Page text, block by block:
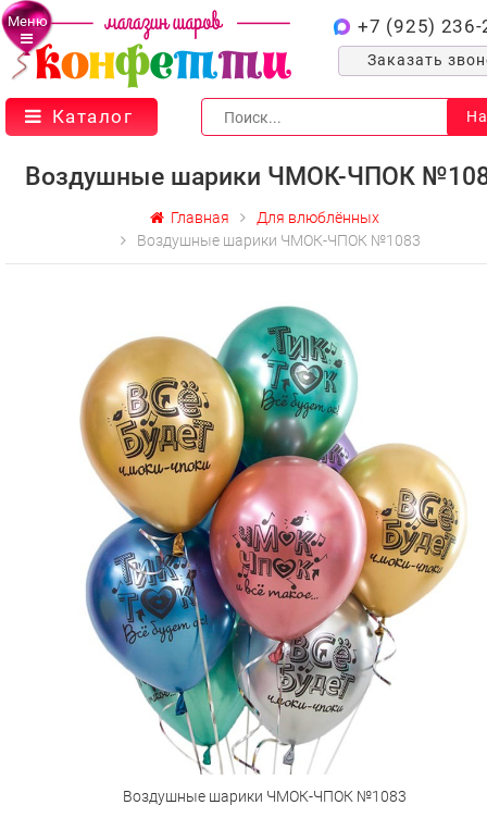
Меню +7 (925) 236-
Заказать
Каталог
Воздушные шарики ЧМОК-ЧПОК
Главная
Для влюблённых
Воздушные шарики ЧМОК-ЧПОК №1083
Воздушные шарики ЧМОК-ЧПОК №1083